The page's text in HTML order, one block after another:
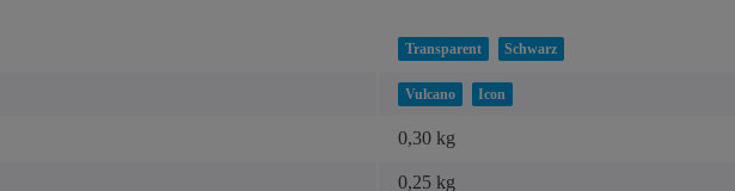
Transparent Schwarz
Vulcano Icon
0,30 kg
0,25 kg